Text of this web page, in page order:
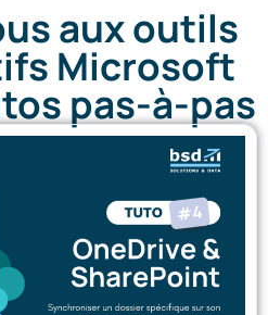
aux outils
Microsoft
pas-à-pas